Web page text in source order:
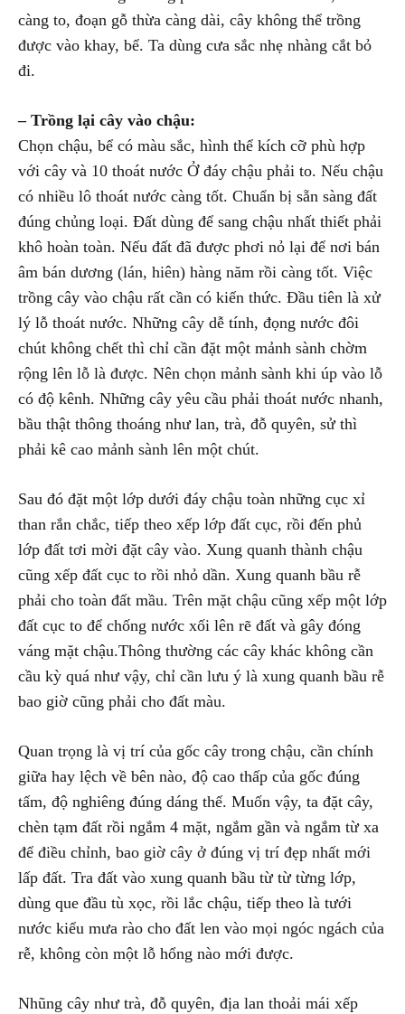
càng to, đoạn gỗ thừa càng dài, cây không thể trồng
được vào khay, bể. Ta dùng cưa sắc nhẹ nhàng cắt bỏ
đi.
– Trồng lại cây vào chậu:
Chọn chậu, bể có màu sắc, hình thể kích cỡ phù hợp
với cây và 10 thoát nước Ở đáy chậu phải to. Nếu chậu
có nhiều lô thoát nước càng tốt. Chuẩn bị sẵn sàng đất
đúng chủng loại. Đất dùng để sang chậu nhất thiết phải
khô hoàn toàn. Nếu đất đã được phơi nỏ lại để nơi bán
âm bán dương (lán, hiên) hàng năm rồi càng tốt. Việc
trồng cây vào chậu rất cần có kiến thức. Đầu tiên là xử
lý lỗ thoát nước. Những cây dễ tính, đọng nước đôi
chút không chết thì chỉ cần đặt một mảnh sành chờm
rộng lên lỗ là được. Nên chọn mảnh sành khi úp vào lỗ
có độ kênh. Những cây yêu cầu phải thoát nước nhanh,
bầu thật thông thoáng như lan, trà, đỗ quyên, sử thì
phải kê cao mảnh sành lên một chút.
Sau đó đặt một lớp dưới đáy chậu toàn những cục xỉ
than rắn chắc, tiếp theo xếp lớp đất cục, rồi đến phủ
lớp đất tơi mời đặt cây vào. Xung quanh thành chậu
cũng xếp đất cục to rồi nhỏ dần. Xung quanh bầu rễ
phải cho toàn đất mầu. Trên mặt chậu cũng xếp một lớp
đất cục to để chống nước xối lên rẽ đất và gây đóng
váng mặt chậu.Thông thường các cây khác không cần
cầu kỳ quá như vậy, chỉ cần lưu ý là xung quanh bầu rễ
bao giờ cũng phải cho đất màu.
Quan trọng là vị trí của gốc cây trong chậu, cần chính
giữa hay lệch về bên nào, độ cao thấp của gốc đúng
tấm, độ nghiêng đúng dáng thế. Muốn vậy, ta đặt cây,
chèn tạm đất rồi ngắm 4 mặt, ngắm gần và ngắm từ xa
để điều chỉnh, bao giờ cây ở đúng vị trí đẹp nhất mới
lấp đất. Tra đất vào xung quanh bầu từ từ từng lớp,
dùng que đầu tù xọc, rồi lắc chậu, tiếp theo là tưới
nước kiểu mưa rào cho đất len vào mọi ngóc ngách của
rễ, không còn một lỗ hổng nào mới được.
Nhũng cây như trà, đỗ quyên, địa lan thoải mái xếp